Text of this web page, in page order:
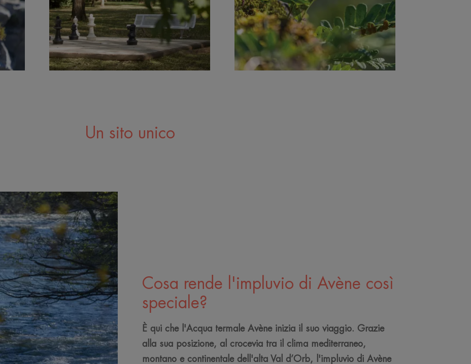
Un sito unico
Cosa rende l'impluvio di Avène così
speciale?
È qui che l'Acqua termale Avène inizia il suo viaggio. Grazie
alla sua posizione, al crocevia tra il clima mediterraneo,
montano e continentale dell'alta Val d’Orb, l'impluvio di Avène